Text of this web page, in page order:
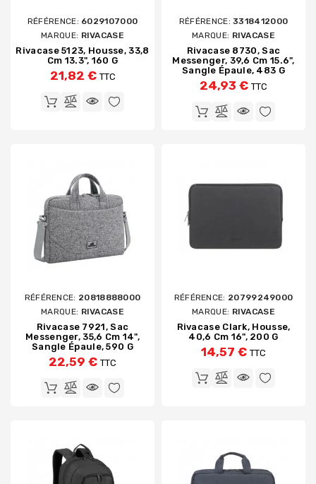
RÉFÉRENCE: 6029107000
MARQUE: RIVACASE
Rivacase 5123, Housse, 33,8
Cm 13.3", 160 G
21,82 € TTC
RÉFÉRENCE:3318412000
MARQUE: RIVACASE
Rivacase 8730, Sac
Messenger, 39,6 Cm 15.6",
Sangle Épaule, 483 G
24,93 € TTC
RÉFÉRENCE: 20818888000
MARQUE: RIVACASE
Rivacase 7921, Sac
Messenger, 35,6 Cm 14",
Sangle Épaule, 590 G
22,59 € TTC
RÉFÉRENCE: 20799249000
MARQUE: RIVACASE
Rivacase Clark, Housse,
40,6 Cm 16", 200 G
14,57 € TTC